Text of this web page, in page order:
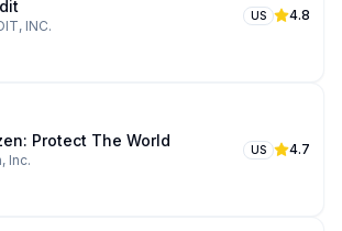
INC.
US 4.8
Protect The World
Inc.
US 4.7